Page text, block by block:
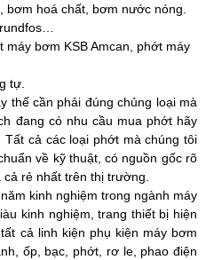
hoá chất, bơm nước nóng.
bơm KSB Amcan, phớt máy
tự.
thế cần phải đúng chủng loại mà
đang có nhu cầu mua phớt hãy
. Tất cả các loại phớt mà chúng tôi
về kỹ thuật, có nguồn gốc rõ
rẻ nhất trên thị trường.
kinh nghiệm trong ngành máy
kinh nghiệm, trang thiết bị hiện
cả linh kiện phụ kiện máy bơm
ốp, bạc, phớt, rơ le, phao điện